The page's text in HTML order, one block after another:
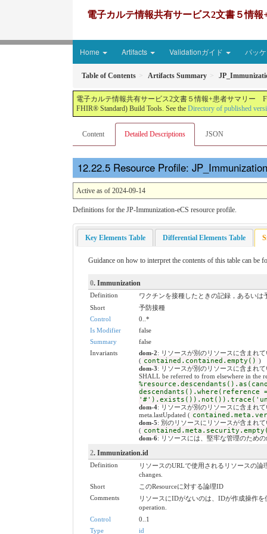
電子カルテ情報共有サービス2文書５情
Home Artifacts Validationガイド パッ
Table of Contents Artifacts Summary
電子カルテ情報共有サービス2文書５情報+患者サマリー
FHIR® Standard) Build Tools. See the Directory of published
Content Detailed Descriptions JSON
Resource Profile:
Active as of 2024-09-14
Definitions for the JP-Immunization-eCS resource profile.
Key Elements Table Differential Elements Table
Guidance on how to interpret the contents of this table can be
0. Immunization
Definition
ワクチンを接種したときの記録，あるい
Short
予防接種
Control
0..*
Is Modifier
false
Summary
false
Invariants
dom-2: リソースが別のリソースに含まれて
( contained.contained.empty() )
dom-3: リソースが別のリソースに含まれ
SHALL be referred to from elsewhere in the
dom-4: リソースが別のリソースに含まれて
meta.lastUpdated (
dom-5: 別のリソースにリソースが含まれ
(
dom-6: リソースには、堅牢な管理のための
2. Immunization.id
Definition
リソースのURLで使用されるリソースの論
changes.
Short
このResourceに対する論理ID
Comments
リソースにIDがないのは、IDが作成操作を
operation.
Control
0..1
Type
id